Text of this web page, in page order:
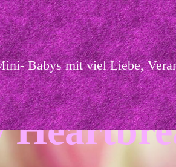
Babys mit viel Liebe,